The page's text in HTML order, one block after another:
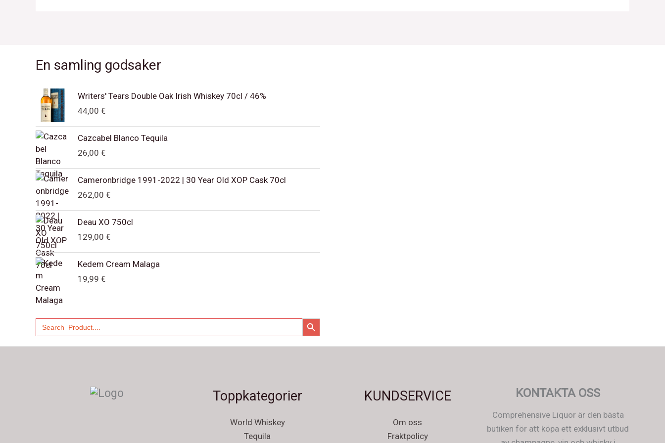
En samling godsaker
Writers' Tears Double Oak Irish Whiskey 70cl / 46%
44,00 €
Cazcabel Blanco Tequila
26,00 €
Cameronbridge 1991-2022 | 30 Year Old XOP Cask 70cl
262,00 €
Deau XO 750cl
129,00 €
Kedem Cream Malaga
19,99 €
Sök
efter:
SÖKKNAPP
Toppkategorier
World Whiskey
Tequila
KUNDSERVICE
Om oss
Fraktpolicy
KONTAKTA OSS
Comprehensive Liquor är den bästa
butiken för att köpa ett exklusivt utbud
Ελληνικά
Português